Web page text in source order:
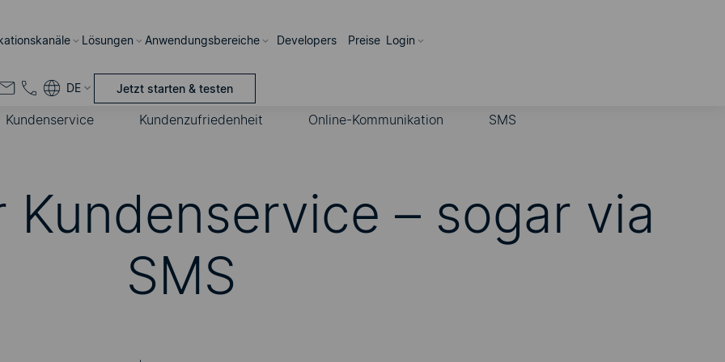
Lösungen Anwendungsbereiche Developers Preise Login
DE Jetzt starten & testen
Kundenservice Kundenzufriedenheit Online-Kommunikation SMS
Kundenservice – sogar via
SMS